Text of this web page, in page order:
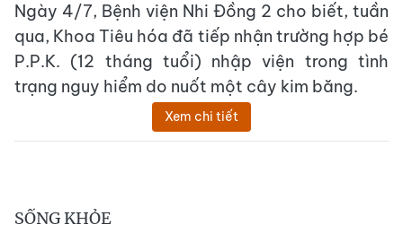
Ngày 4/7, Bệnh viện Nhi Đồng 2 cho biết, tuần
qua, Khoa Tiêu hóa đã tiếp nhận trường hợp bé
P.P.K. (12 tháng tuổi) nhập viện trong tình
trạng nguy hiểm do nuốt một cây kim băng.
Xem chi tiết
SỐNG KHỎE